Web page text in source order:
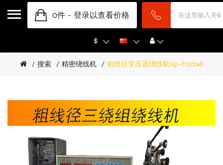
$
0件 - 登录以查看价格
搜索 精密绕线机 粗线径变压器绕线机sp-112da6